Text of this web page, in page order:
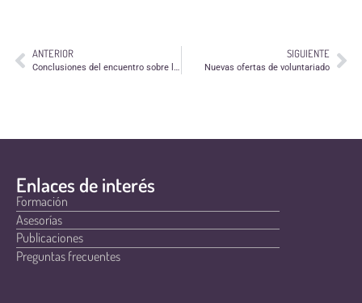
ANTERIOR
Conclusiones del encuentro sobre la Ley de Subvenciones
SIGUIENTE
Nuevas ofertas de voluntariado
Enlaces de interés
Formación
Asesorías
Publicaciones
Preguntas frecuentes